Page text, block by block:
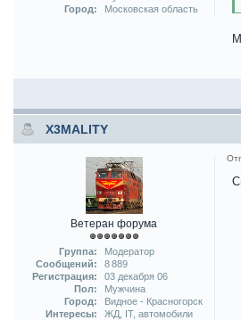
Город:
Московская область
X3MALITY
Ветеран форума
Группа:
Модератор
Сообщений:
8 889
Регистрация:
03 декабря 06
Пол:
Мужчина
Город:
Видное - Красногорск
Интересы:
ЖД, IT, автомобили